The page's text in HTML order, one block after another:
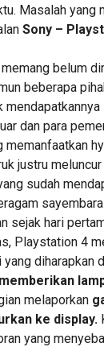
Masalah yang
Sony –
belum
beberapa
dan para
memanfaatkan
justru
sudah
sejak hari
Playstation 4
diharapkan
melaporkan
ke display.
yang